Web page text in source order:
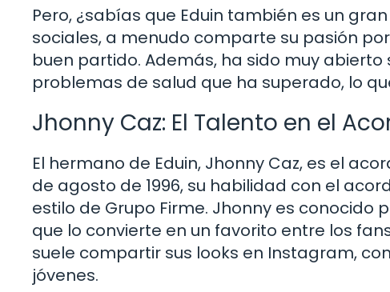
Pero, ¿sabías que Eduin también es un
sociales, a menudo comparte su pasión
buen partido. Además, ha sido muy
problemas de salud que ha superado, lo
Jhonny Caz: El Talento en el
El hermano de Eduin, Jhonny Caz, es el
de agosto de 1996, su habilidad con el
estilo de Grupo Firme. Jhonny es conocido
que lo convierte en un favorito entre los
suele compartir sus looks en Instagram,
jóvenes.